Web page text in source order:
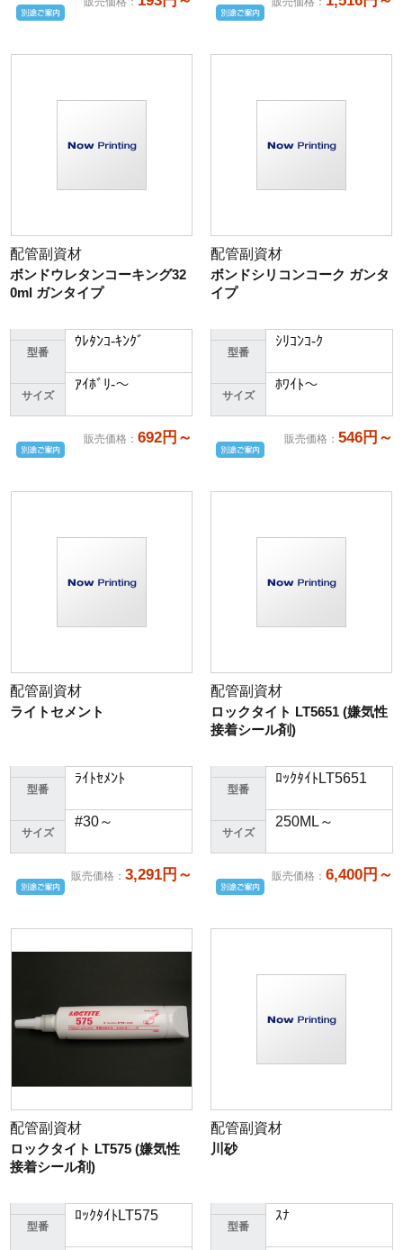
配管副資材
ボンドウレタンコーキング32
0ml ガンタイプ
型番
ｳﾚﾀﾝｺ-ｷﾝｸﾞ
サイズ
ｱｲﾎﾞﾘ-～
販売価格 ： 692円～
配管副資材
ボンドシリコンコーク ガンタ
イプ
型番
ｼﾘｺﾝｺ-ｸ
サイズ
ﾎﾜｲﾄ～
販売価格 ： 546円～
配管副資材
ライトセメント
型番
ﾗｲﾄｾﾒﾝﾄ
サイズ
#30～
販売価格 ： 3,291円～
配管副資材
ロックタイト LT5651 (嫌気性
接着シール剤)
型番
ﾛｯｸﾀｲﾄLT5651
サイズ
250ML～
販売価格 ： 6,400円～
配管副資材
ロックタイト LT575 (嫌気性
接着シール剤)
型番
ﾛｯｸﾀｲﾄLT575
配管副資材
川砂
型番
ｽﾅ